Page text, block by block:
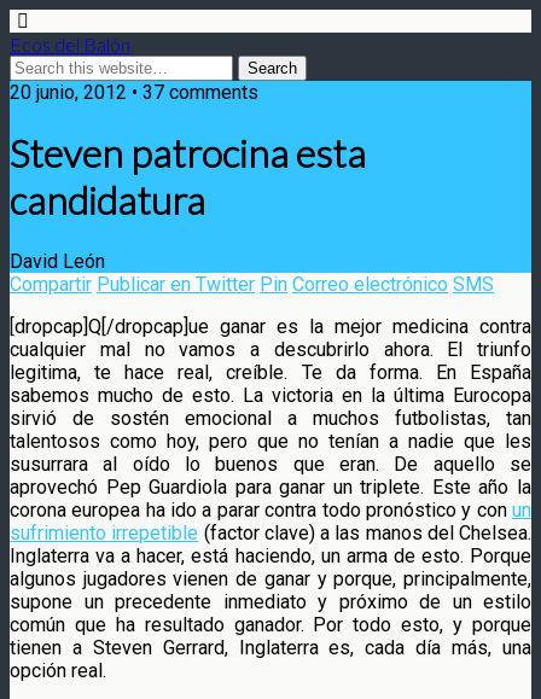
Ecos del Balón
20 junio, 2012 • 37 comments
Steven patrocina esta
candidatura
David León
Compartir Publicar en Twitter Pin Correo electrónico SMS
[dropcap]Q[/dropcap]ue ganar es la mejor medicina contra
cualquier mal no vamos a descubrirlo ahora. El triunfo
legitima, te hace real, creíble. Te da forma. En España
sabemos mucho de esto. La victoria en la última Eurocopa
sirvió de sostén emocional a muchos futbolistas, tan
talentosos como hoy, pero que no tenían a nadie que les
susurrara al oído lo buenos que eran. De aquello se
aprovechó Pep Guardiola para ganar un triplete. Este año la
corona europea ha ido a parar contra todo pronóstico y con un
sufrimiento irrepetible (factor clave) a las manos del Chelsea.
Inglaterra va a hacer, está haciendo, un arma de esto. Porque
algunos jugadores vienen de ganar y porque, principalmente,
supone un precedente inmediato y próximo de un estilo
común que ha resultado ganador. Por todo esto, y porque
tienen a Steven Gerrard, Inglaterra es, cada día más, una
opción real.